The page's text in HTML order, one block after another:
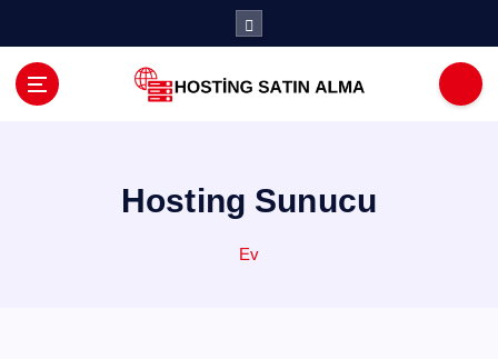
Hosting Sunucu
Ev